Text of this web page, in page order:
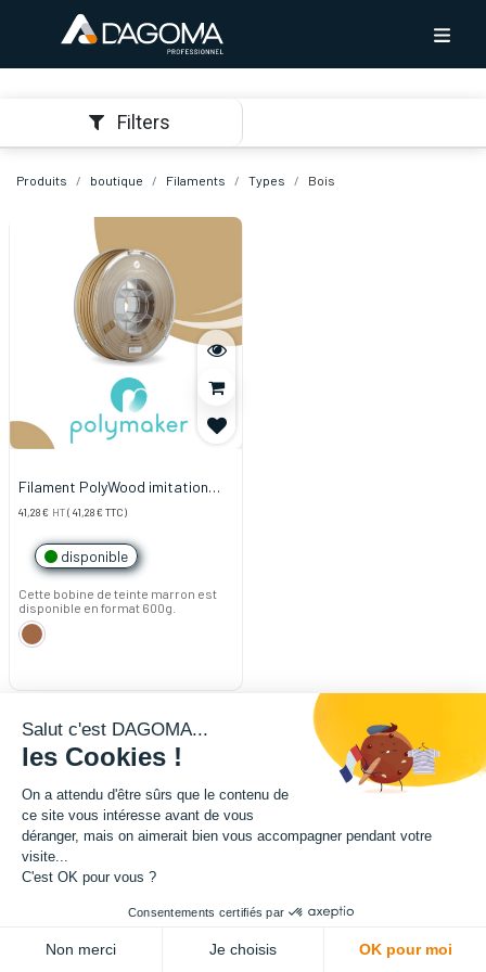
Filters
Produits boutique Filaments Types Bois
Filament PolyWood imitation
Bois PLA 1.75mm 600g
41,28€ HT( 41,28€TTC)
disponible
Cette bobine de teinte marron est
disponible en format 600g.
Salut c'est DAGOMA...
les Cookies !
On a attendu d'être sûrs que le contenu de
ce site vous intéresse avant de vous
déranger, mais on aimerait bien vous accompagner pendant votre
visite...
C'est OK pour vous ?
Consentements certifiés par
Non merci Je choisis OK pour moi